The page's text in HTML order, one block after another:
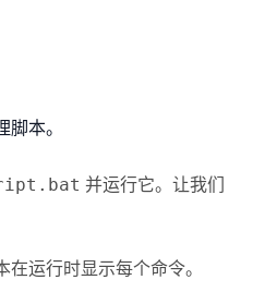
本。
并运行它。让我们
在运行时显示每个命令。